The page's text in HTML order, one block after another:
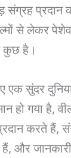
संग्रह प्रदान
से लेकर
कुछ है।
सुंदर
हो गया है,
करते हैं,
और